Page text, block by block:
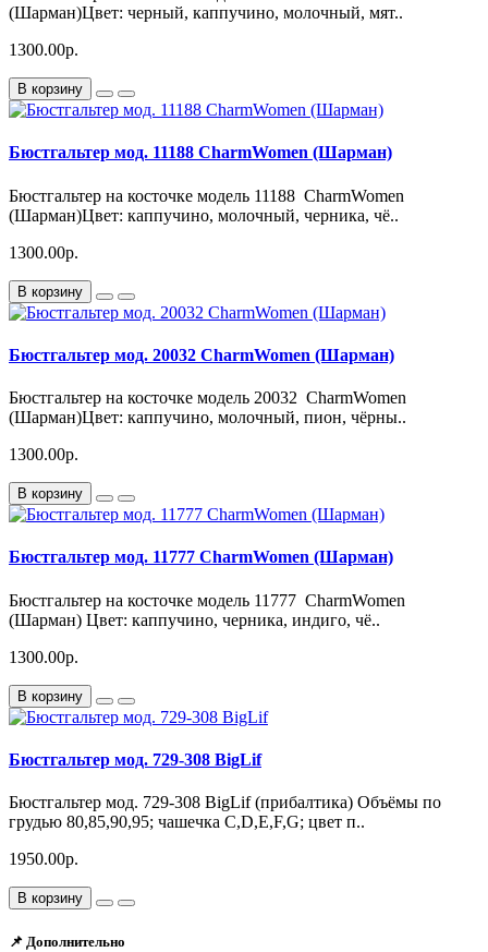
(Шарман)Цвет: черный, каппучино, молочный, мят..
1300.00р.
В корзину
Бюстгальтер мод. 11188 CharmWomen (Шарман)
Бюстгальтер на косточке модель 11188 CharmWomen
(Шарман)Цвет: каппучино, молочный, черника, чё..
1300.00р.
В корзину
Бюстгальтер мод. 20032 CharmWomen (Шарман)
Бюстгальтер на косточке модель 20032 CharmWomen
(Шарман)Цвет: каппучино, молочный, пион, чёрны..
1300.00р.
В корзину
Бюстгальтер мод. 11777 CharmWomen (Шарман)
Бюстгальтер на косточке модель 11777 CharmWomen
(Шарман) Цвет: каппучино, черника, индиго, чё..
1300.00р.
В корзину
Бюстгальтер мод. 729-308 BigLif
Бюстгальтер мод. 729-308 BigLif (прибалтика) Объёмы по
грудью 80,85,90,95; чашечка C,D,E,F,G; цвет п..
1950.00р.
В корзину
📌 Дополнительно